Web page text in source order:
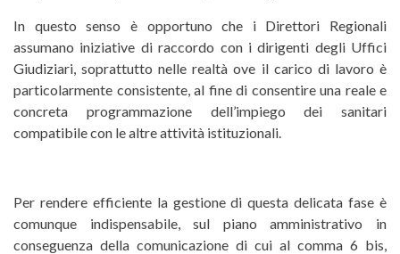
In questo senso è opportuno che i Direttori Regionali
assumano iniziative di raccordo con i dirigenti degli Uffici
Giudiziari, soprattutto nelle realtà ove il carico di lavoro è
particolarmente consistente, al fine di consentire una reale e
concreta programmazione dell’impiego dei sanitari
compatibile con le altre attività istituzionali.
Per rendere efficiente la gestione di questa delicata fase è
comunque indispensabile, sul piano amministrativo in
conseguenza della comunicazione di cui al comma 6 bis,